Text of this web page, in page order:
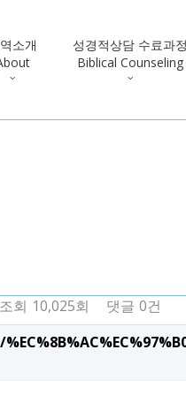
소개
성경적상담 수료과정
Biblical Counseling
조회 10,025회 댓글 0건